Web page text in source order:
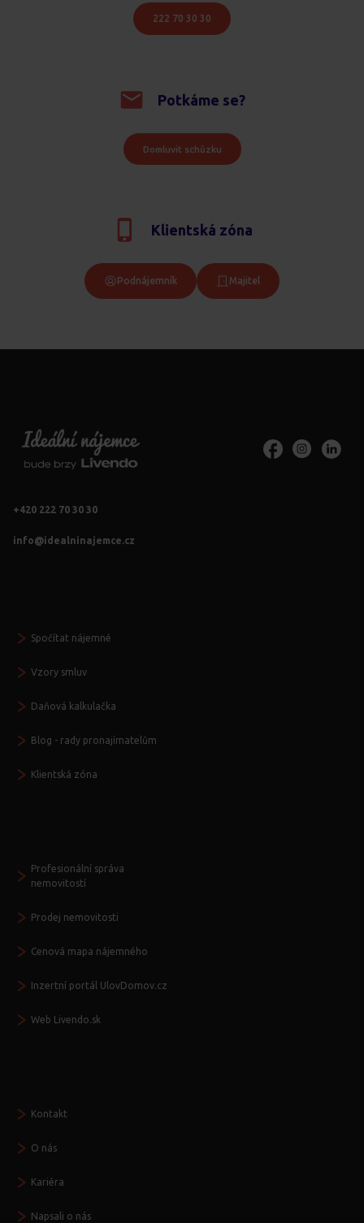
222 70 30 30
Potkáme se?
Domluvit schůzku
Klientská zóna
Podnájemník Majitel
+420 222 70 30 30
info@idealninajemce.cz
Spočítat nájemné
Vzory smluv
Daňová kalkulačka
Blog - rady pronajímatelům
Klientská zóna
Profesionální správa
nemovitostí
Prodej nemovitosti
Cenová mapa nájemného
Inzertní portál UlovDomov.cz
Web Livendo.sk
Kontakt
O nás
Kariéra
Napsali o nás